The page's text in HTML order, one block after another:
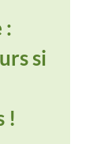
:
si
!